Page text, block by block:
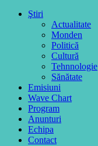
Ştiri
Actualitate
Monden
Politică
Cultură
Tehnnologie
Sănătate
Emisiuni
Wave Chart
Program
Anunturi
Echipa
Contact